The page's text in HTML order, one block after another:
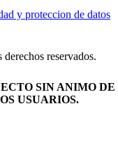
y proteccion de datos
reservados.
SIN ANIMO
USUARIOS.